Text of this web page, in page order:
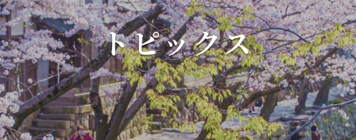
トピックス